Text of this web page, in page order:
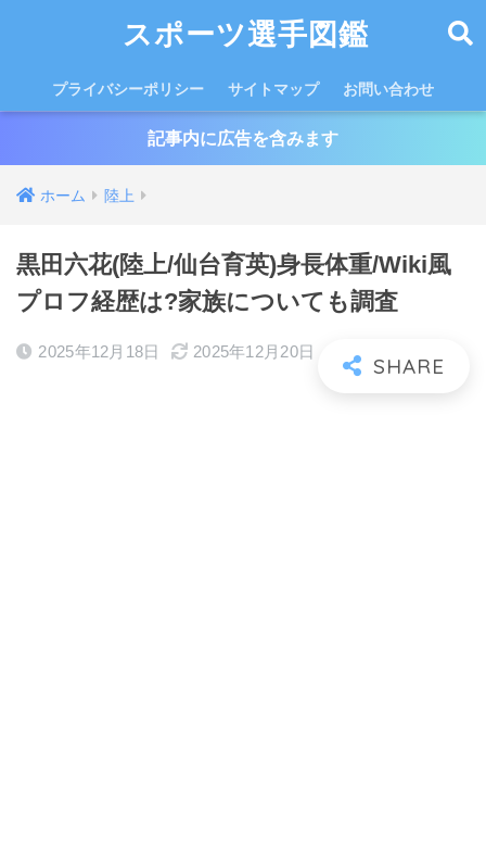
スポーツ選手図鑑
プライバシーポリシー サイトマップ お問い合わせ
記事内に広告を含みます
ホーム 陸上
黒田六花(陸上/仙台育英)身長体重/Wiki風
プロフ経歴は?家族についても調査
2025年12月18日 2025年12月20日